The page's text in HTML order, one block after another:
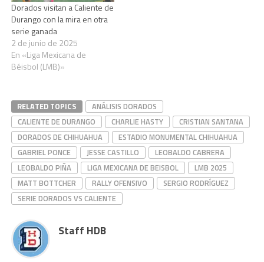
Dorados visitan a Caliente de
Durango con la mira en otra
serie ganada
2 de junio de 2025
En «Liga Mexicana de
Béisbol (LMB)»
RELATED TOPICS
ANÁLISIS DORADOS
CALIENTE DE DURANGO
CHARLIE HASTY
CRISTIAN SANTANA
DORADOS DE CHIHUAHUA
ESTADIO MONUMENTAL CHIHUAHUA
GABRIEL PONCE
JESSE CASTILLO
LEOBALDO CABRERA
LEOBALDO PIÑA
LIGA MEXICANA DE BEISBOL
LMB 2025
MATT BOTTCHER
RALLY OFENSIVO
SERGIO RODRÍGUEZ
SERIE DORADOS VS CALIENTE
Staff HDB